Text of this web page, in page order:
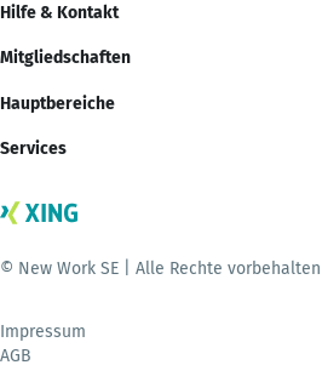
Hilfe & Kontakt
Mitgliedschaften
Hauptbereiche
Services
© New Work SE | Alle Rechte vorbehalten
Impressum
AGB